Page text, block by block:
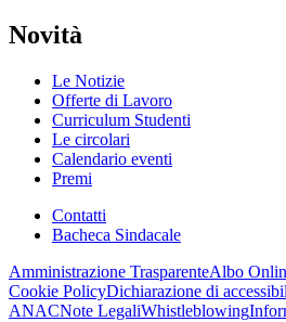
Novità
Le Notizie
Offerte di Lavoro
Curriculum Studenti
Le circolari
Calendario eventi
Premi
Contatti
Bacheca Sindacale
Amministrazione TrasparenteAlbo
Cookie PolicyDichiarazione di
ANACNote LegaliWhistleblowing